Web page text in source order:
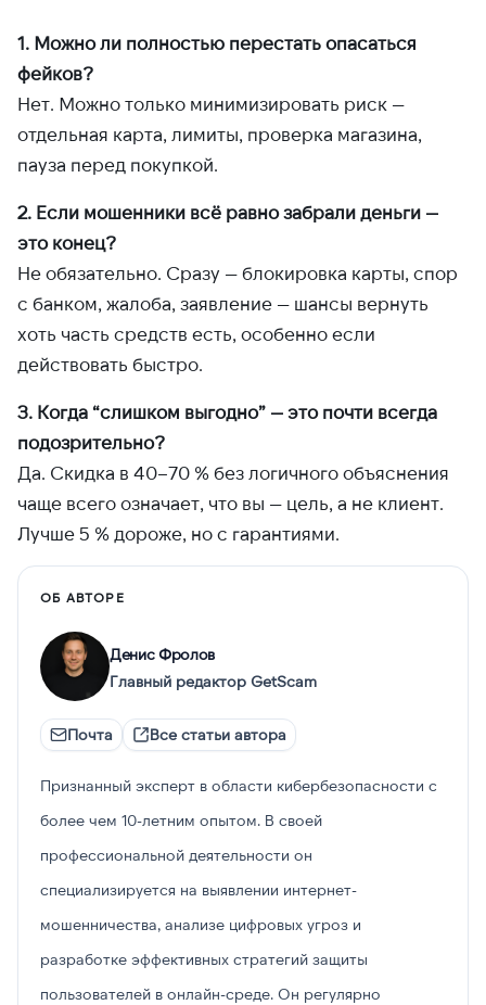
1. Можно ли полностью перестать опасаться
фейков?
Нет. Можно только минимизировать риск —
отдельная карта, лимиты, проверка магазина,
пауза перед покупкой.
2. Если мошенники всё равно забрали деньги —
это конец?
Не обязательно. Сразу — блокировка карты, спор
с банком, жалоба, заявление — шансы вернуть
хоть часть средств есть, особенно если
действовать быстро.
3. Когда “слишком выгодно” — это почти всегда
подозрительно?
Да. Скидка в 40–70 % без логичного объяснения
чаще всего означает, что вы — цель, а не клиент.
Лучше 5 % дороже, но с гарантиями.
ОБ АВТОРЕ
Денис Фролов
Главный редактор GetScam
Почта Все статьи автора
Признанный эксперт в области кибербезопасности с
более чем 10-летним опытом. В своей
профессиональной деятельности он
специализируется на выявлении интернет-
мошенничества, анализе цифровых угроз и
разработке эффективных стратегий защиты
пользователей в онлайн-среде. Он регулярно